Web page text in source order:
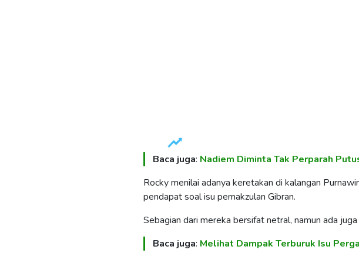
Baca juga: Nadiem Diminta Tak Perparah
Rocky menilai adanya keretakan di kalangan
pendapat soal isu pemakzulan Gibran.
Sebagian dari mereka bersifat netral, namun ada
Baca juga: Melihat Dampak Terburuk Isu